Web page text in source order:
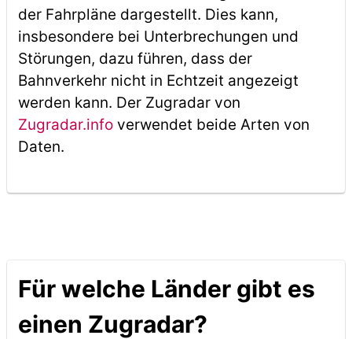
der Fahrpläne dargestellt. Dies kann,
insbesondere bei Unterbrechungen und
Störungen, dazu führen, dass der
Bahnverkehr nicht in Echtzeit angezeigt
werden kann. Der Zugradar von
Zugradar.infoverwendet beide Arten von
Daten.
Für welche Länder gibt es
einen Zugradar?